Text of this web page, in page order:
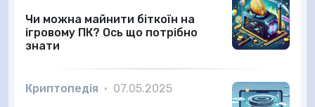
Чи можна майнити біткоїн на
ігровому ПК? Ось що потрібно
знати
Криптопедія • 07.05.2025